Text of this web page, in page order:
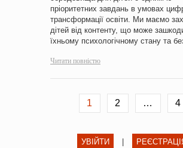
пріоритетних завдань в умовах
трансформації освіти. Ми маємо
дітей від контенту, що може
їхньому психологічному стану та
Читати повністю
1 2 … 4
УВІЙТИ